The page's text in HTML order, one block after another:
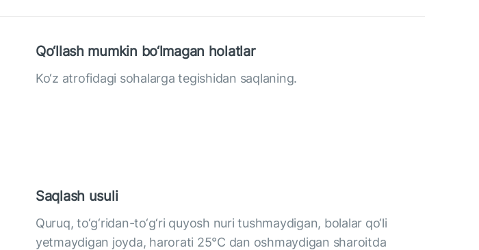
Qo‘llash mumkin bo‘lmagan holatlar
Ko‘z atrofidagi sohalarga tegishidan saqlaning.
Saqlash usuli
Quruq, to‘g‘ridan-to‘g‘ri quyosh nuri tushmaydigan, bolalar qo‘li
yetmaydigan joyda, harorati 25°C dan oshmaydigan sharoitda